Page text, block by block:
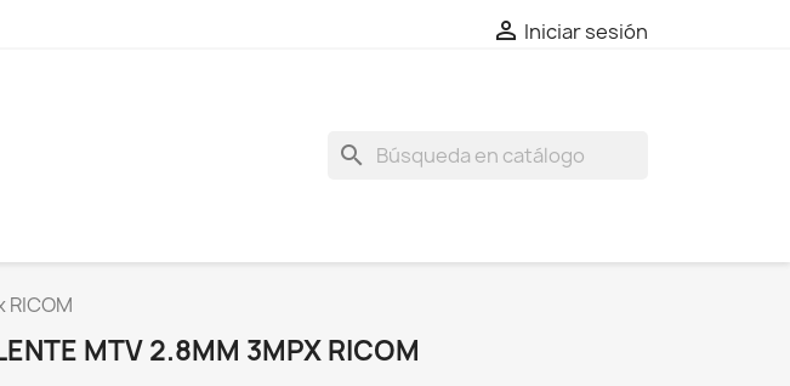
 Iniciar sesión
search
RICOM
MTV 2.8MM 3MPX RICOM